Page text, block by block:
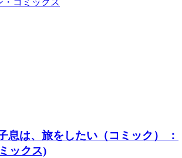
息は、旅をしたい（コミック） ：
ックス)